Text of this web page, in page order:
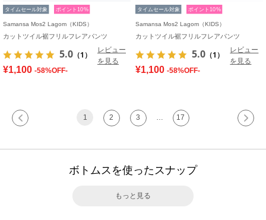
タイムセール対象 ポイント10%
Samansa Mos2 Lagom（KIDS）
カットツイル裾フリルフレアパンツ
5.0 （1）
レビュー
を見る
¥1,100 -58%OFF-
タイムセール対象 ポイント10%
Samansa Mos2 Lagom（KIDS）
カットツイル裾フリルフレアパンツ
5.0 （1）
レビュー
を見る
¥1,100 -58%OFF-
1 2 3 17
ボトムスを使ったスナップ
もっと見る